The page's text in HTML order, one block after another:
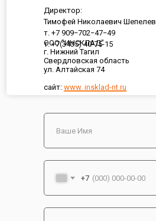
ООО "ИНСКЛАД"
г. Нижний Тагил
Свердловская область
ул. Алтайская 74
сайт: www. insklad-nt.ru
Директор:
Тимофей Николаевич Шепелев
т. +7 909−702−47−49
т. +7(3435) 40-75-15
+7